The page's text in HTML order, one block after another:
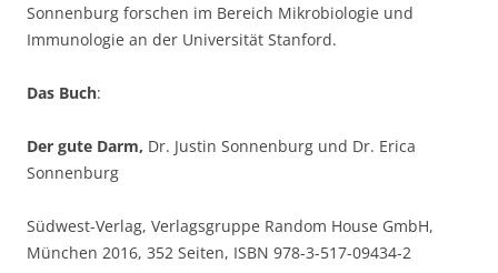
Sonnenburg forschen im Bereich Mikrobiologie und
Immunologie an der Universität Stanford.
Das Buch:
Der gute Darm, Dr. Justin Sonnenburg und Dr. Erica
Sonnenburg
Südwest-Verlag, Verlagsgruppe Random House GmbH,
München 2016, 352 Seiten, ISBN 978-3-517-09434-2